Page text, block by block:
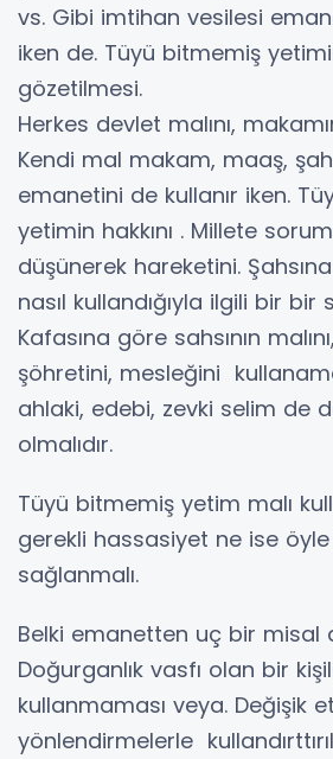
vs. Gibi imtihan vesilesi
iken de. Tüyü bitmemiş
gözetilmesi.
Herkes devlet malını,
Kendi mal makam, maaş,
emanetini de kullanır iken.
yetimin hakkını . Millete
düşünerek hareketini.
nasıl kullandığıyla ilgili bir bir
Kafasına göre sahsının
şöhretini, mesleğini
ahlaki, edebi, zevki selim de
olmalıdır.
Tüyü bitmemiş yetim malı
gerekli hassasiyet ne ise öyle
sağlanmalı.
Belki emanetten uç bir misal
Doğurganlık vasfı olan bir
kullanmaması veya. Değişik
yönlendirmelerle